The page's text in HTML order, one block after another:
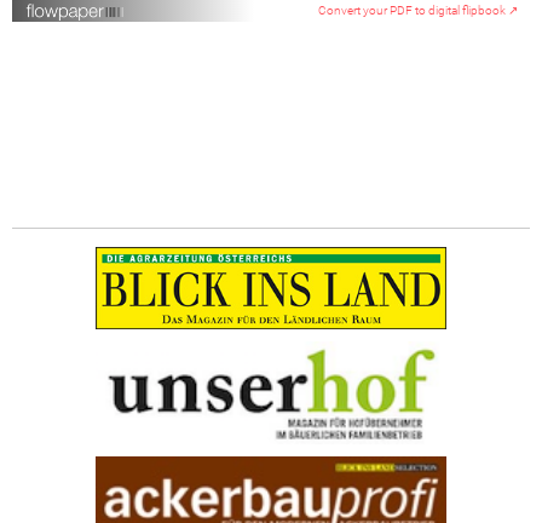
Convert your PDF to digital flipbook ↗